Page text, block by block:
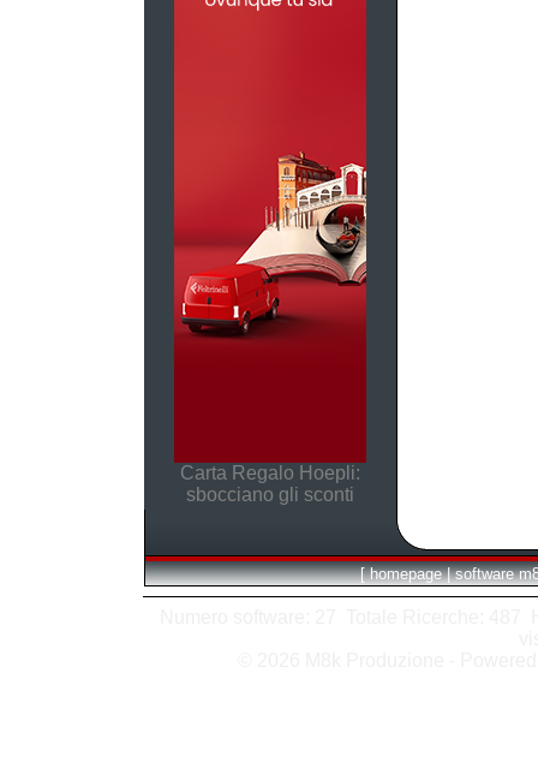
Carta Regalo Hoepli:
sbocciano gli sconti
[ homepage | software